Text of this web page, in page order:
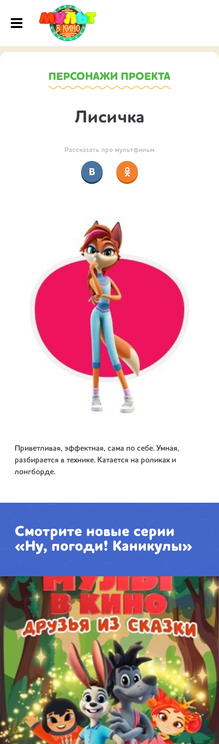
ПЕРСОНАЖИ ПРОЕКТА
Лисичка
Рассказать про мультфильм
Приветливая, эффектная, сама по себе. Умная,
разбирается в технике. Катается на роликах и
лонгборде.
Смотрите новые серии
«Ну, погоди! Каникулы»